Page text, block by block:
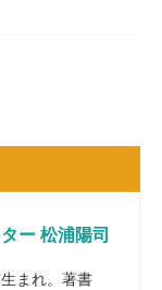
ー 松浦陽司
まれ。著書